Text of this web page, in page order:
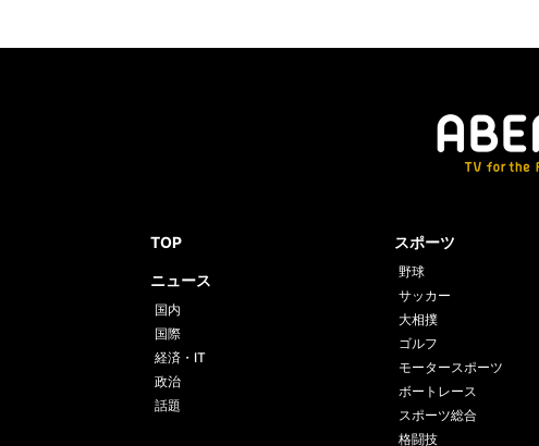
TOP
ニュース
国内
国際
経済・IT
政治
話題
スポーツ
野球
サッカー
大相撲
ゴルフ
モータースポーツ
ボートレース
スポーツ総合
格闘技